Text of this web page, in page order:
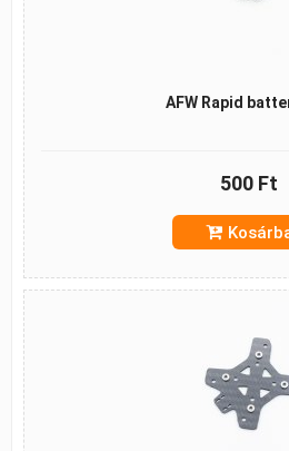
AFW Rapid
500 Ft